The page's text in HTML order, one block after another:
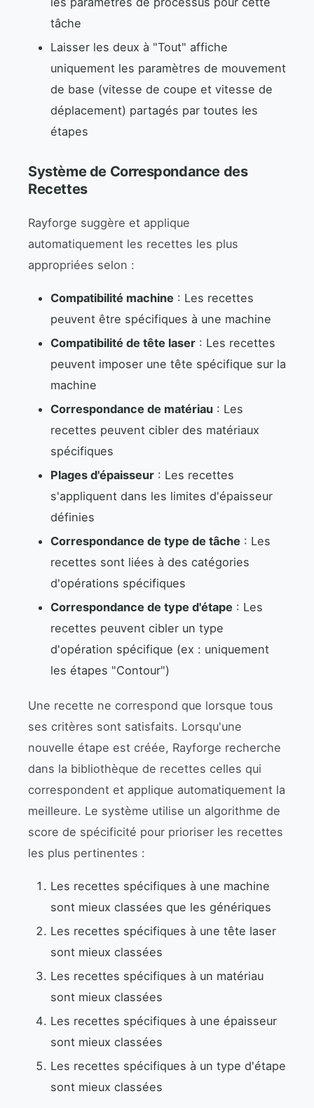
tâche
Laisser les deux à "Tout" affiche
uniquement les paramètres de mouvement
de base (vitesse de coupe et vitesse de
déplacement) partagés par toutes les
étapes
Système de Correspondance des
Recettes
Rayforge suggère et applique
automatiquement les recettes les plus
appropriées selon :
Compatibilité machine : Les recettes
peuvent être spécifiques à une machine
Compatibilité de tête laser : Les recettes
peuvent imposer une tête spécifique sur la
machine
Correspondance de matériau : Les
recettes peuvent cibler des matériaux
spécifiques
Plages d'épaisseur : Les recettes
s'appliquent dans les limites d'épaisseur
définies
Correspondance de type de tâche : Les
recettes sont liées à des catégories
d'opérations spécifiques
Correspondance de type d'étape : Les
recettes peuvent cibler un type
d'opération spécifique (ex : uniquement
les étapes "Contour")
Une recette ne correspond que lorsque tous
ses critères sont satisfaits. Lorsqu'une
nouvelle étape est créée, Rayforge recherche
dans la bibliothèque de recettes celles qui
correspondent et applique automatiquement la
meilleure. Le système utilise un algorithme de
score de spécificité pour prioriser les recettes
les plus pertinentes :
Les recettes spécifiques à une machine
sont mieux classées que les génériques
Les recettes spécifiques à une tête laser
sont mieux classées
Les recettes spécifiques à un matériau
sont mieux classées
Les recettes spécifiques à une épaisseur
sont mieux classées
Les recettes spécifiques à un type d'étape
sont mieux classées